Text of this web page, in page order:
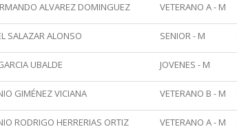
ALVAREZ DOMINGUEZ VETERANO A - M
SALAZAR ALONSO SENIOR - M
UBALDE JOVENES - M
GIMÉNEZ VICIANA VETERANO B - M
RODRIGO HERRERIAS ORTIZ VETERANO A - M